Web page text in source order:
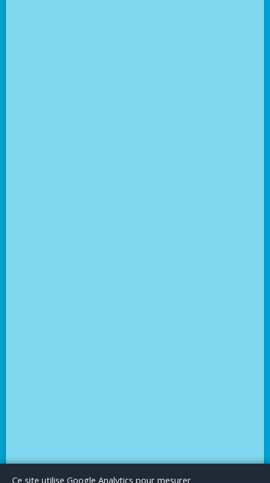
Le BlogPublicité Articles invitésMentions Légales
Ce site utilise Google Analytics pour mesurer